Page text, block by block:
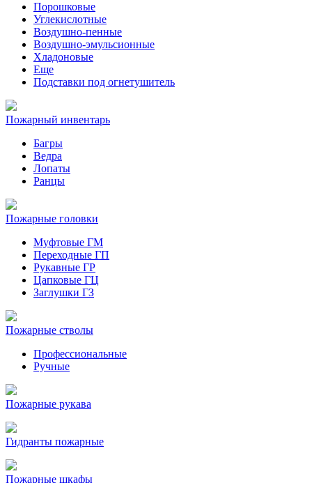
Порошковые
Углекислотные
Воздушно-пенные
Воздушно-эмульсионные
Хладоновые
Еще
Подставки под огнетушитель
Пожарный инвентарь
Багры
Ведра
Лопаты
Ранцы
Пожарные головки
Муфтовые ГМ
Переходные ГП
Рукавные ГР
Цапковые ГЦ
Заглушки ГЗ
Пожарные стволы
Профессиональные
Ручные
Пожарные рукава
Гидранты пожарные
Пожарные шкафы